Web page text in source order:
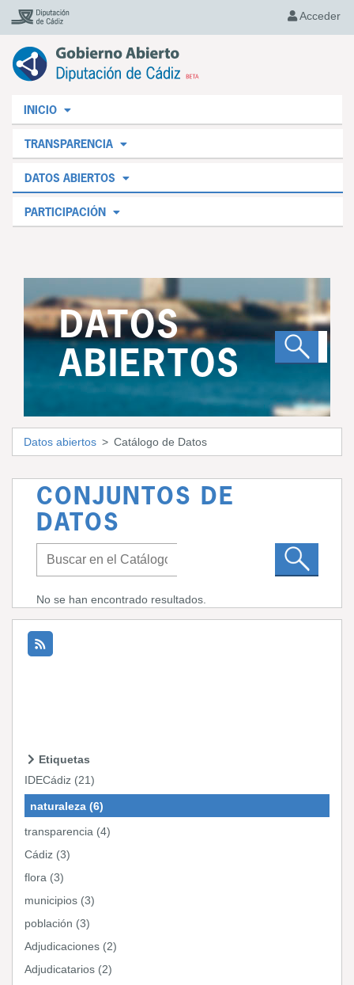
Acceder
INICIO
TRANSPARENCIA
DATOS ABIERTOS
PARTICIPACIÓN
DATOS
ABIERTOS
Datos abiertos Catálogo de Datos
CONJUNTOS DE
DATOS
No se han encontrado resultados.
Etiquetas
IDECádiz (21)
naturaleza (6)
transparencia (4)
Cádiz (3)
flora (3)
municipios (3)
población (3)
Adjudicaciones (2)
Adjudicatarios (2)